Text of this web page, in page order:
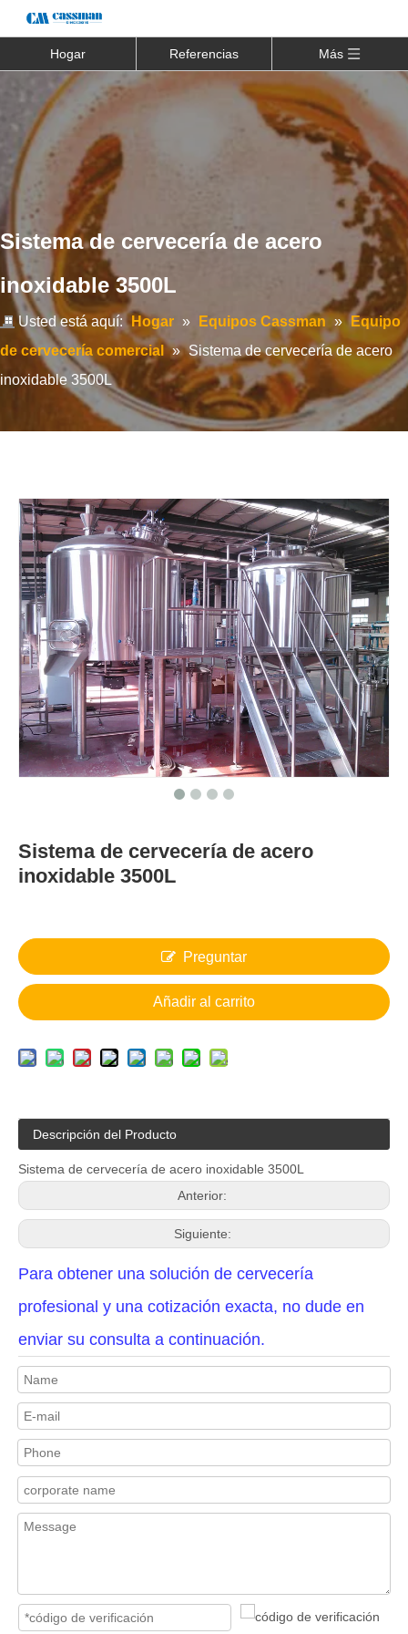
Hogar Referencias Más
Sistema de cervecería de acero
inoxidable 3500L
Usted está aquí: Hogar » Equipos Cassman » Equipo
de cervecería comercial
» Sistema de cervecería de acero
inoxidable 3500L
Sistema de cervecería de acero
inoxidable 3500L
Preguntar
Añadir al carrito
Descripción del Producto
Sistema de cervecería de acero inoxidable 3500L
Anterior:
Siguiente:
Para obtener una solución de cervecería
profesional y una cotización exacta, no dude en
enviar su consulta a continuación.